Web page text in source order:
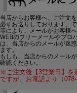
当店からお客様へ、ご注文
必ずお送りしております。
等により、メールがお客様
WEBのフリーメールやプロ
は、当店からのメールが迷
ます。
もしも、当店からのメール
確認ください。
※ご注文後【3営業日】を
ですが、お電話より（